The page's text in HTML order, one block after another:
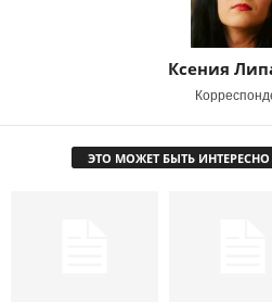
Ксения
ЭТО МОЖЕТ БЫТЬ ИНТЕРЕСНО